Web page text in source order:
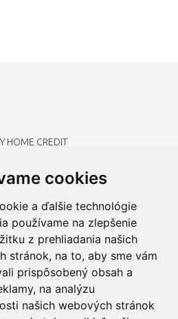
cookies
a ďalšie technológie
používame na zlepšenie
z prehliadania našich
stránok, na to, aby sme vám
prispôsobený obsah a
na analýzu
našich webových stránok
HOME CREDIT
PRE KUCHYNSKÚ BATÉRIU